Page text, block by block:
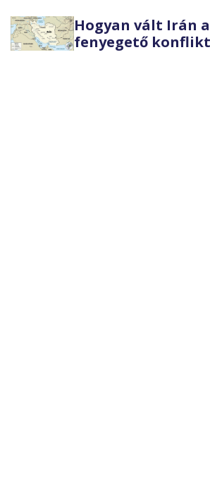
Hogyan vált Irán
fenyegető